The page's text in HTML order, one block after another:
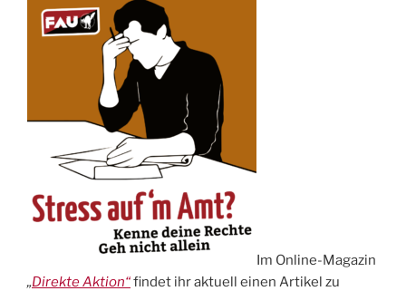
Im Online-Magazin
„Direkte Aktion“findet ihr aktuell einen Artikel zu